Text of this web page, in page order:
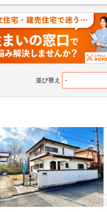
並び替え